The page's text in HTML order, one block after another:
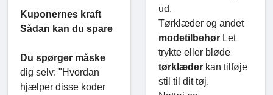
Kuponernes kraft
Sådan kan du spare
Du spørger måske
dig selv: "Hvordan
hjælper disse koder
ud.
Tørklæder og andet
modetilbehør Let
trykte eller bløde
tørklæder kan tilføje
stil til dit tøj.